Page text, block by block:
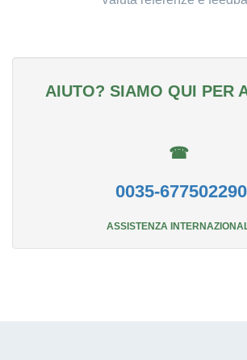
AIUTO? SIAMO QUI PER
☎
0035-677502290
ASSISTENZA